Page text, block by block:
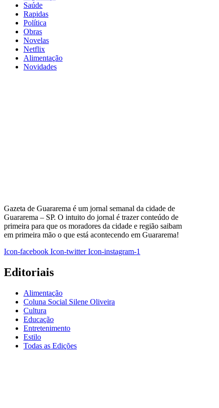
Saúde
Rapidas
Política
Obras
Novelas
Netflix
Alimentação
Novidades
Gazeta de Guararema é um jornal semanal da cidade de
Guararema – SP. O intuito do jornal é trazer conteúdo de
primeira para que os moradores da cidade e região saibam
em primeira mão o que está acontecendo em Guararema!
Icon-facebook Icon-twitter Icon-instagram-1
Editoriais
Alimentação
Coluna Social Silene Oliveira
Cultura
Educação
Entretenimento
Estilo
Todas as Edições